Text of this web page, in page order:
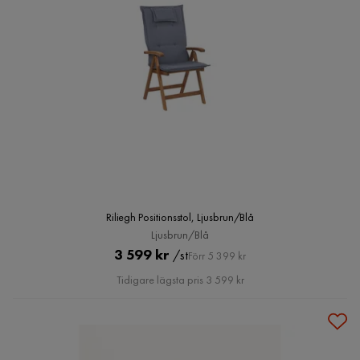
Riliegh Positionsstol, Ljusbrun/Blå
Ljusbrun/Blå
Pris
3 599 kr /st
Original
Pris
Förr 5 399 kr
Tidigare lägsta pris 3 599 kr